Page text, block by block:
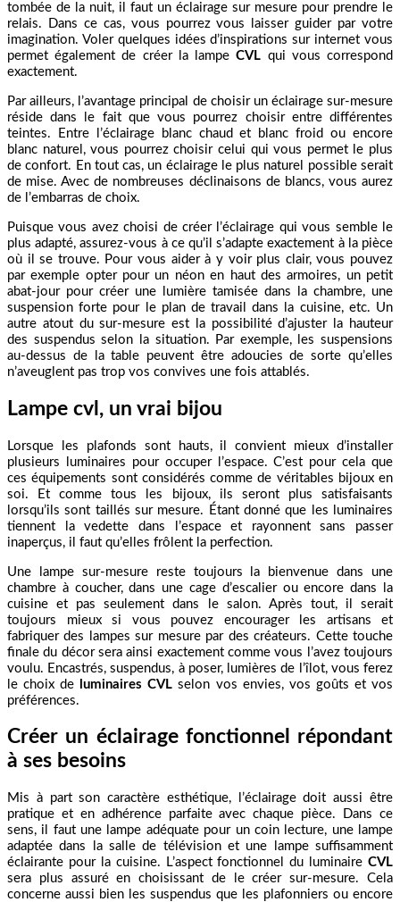
tombée de la nuit, il faut un éclairage sur mesure pour prendre le
relais. Dans ce cas, vous pourrez vous laisser guider par votre
imagination. Voler quelques idées d’inspirations sur internet vous
permet également de créer la lampeCVL qui vous correspond
exactement.
Par ailleurs, l’avantage principal de choisir un éclairage sur-mesure
réside dans le fait que vous pourrez choisir entre différentes
teintes. Entre l’éclairage blanc chaud et blanc froid ou encore
blanc naturel, vous pourrez choisir celui qui vous permet le plus
de confort. En tout cas, un éclairage le plus naturel possible serait
de mise. Avec de nombreuses déclinaisons de blancs, vous aurez
de l’embarras de choix.
Puisque vous avez choisi de créer l’éclairage qui vous semble le
plus adapté, assurez-vous à ce qu’il s’adapte exactement à la pièce
où il se trouve. Pour vous aider à y voir plus clair, vous pouvez
par exemple opter pour un néon en haut des armoires, un petit
abat-jour pour créer une lumière tamisée dans la chambre, une
suspension forte pour le plan de travail dans la cuisine, etc. Un
autre atout du sur-mesure est la possibilité d’ajuster la hauteur
des suspendus selon la situation. Par exemple, les suspensions
au-dessus de la table peuvent être adoucies de sorte qu’elles
n’aveuglent pas trop vos convives une fois attablés.
Lampe cvl, un vrai bijou
Lorsque les plafonds sont hauts, il convient mieux d’installer
plusieurs luminaires pour occuper l’espace. C’est pour cela que
ces équipements sont considérés comme de véritables bijoux en
soi. Et comme tous les bijoux, ils seront plus satisfaisants
lorsqu’ils sont taillés sur mesure. Étant donné que les luminaires
tiennent la vedette dans l’espace et rayonnent sans passer
inaperçus, il faut qu’elles frôlent la perfection.
Une lampe sur-mesure reste toujours la bienvenue dans une
chambre à coucher, dans une cage d’escalier ou encore dans la
cuisine et pas seulement dans le salon. Après tout, il serait
toujours mieux si vous pouvez encourager les artisans et
fabriquer des lampes sur mesure par des créateurs. Cette touche
finale du décor sera ainsi exactement comme vous l’avez toujours
voulu. Encastrés, suspendus, à poser, lumières de l’îlot, vous ferez
le choix de
luminaires CVL selon vos envies, vos goûts et vos
préférences.
Créer un éclairage fonctionnel répondant
à ses besoins
Mis à part son caractère esthétique, l’éclairage doit aussi être
pratique et en adhérence parfaite avec chaque pièce. Dans ce
sens, il faut une lampe adéquate pour un coin lecture, une lampe
adaptée dans la salle de télévision et une lampe suffisamment
éclairante pour la cuisine. L’aspect fonctionnel du luminaire CVL
sera plus assuré en choisissant de le créer sur-mesure. Cela
concerne aussi bien les suspendus que les plafonniers ou encore